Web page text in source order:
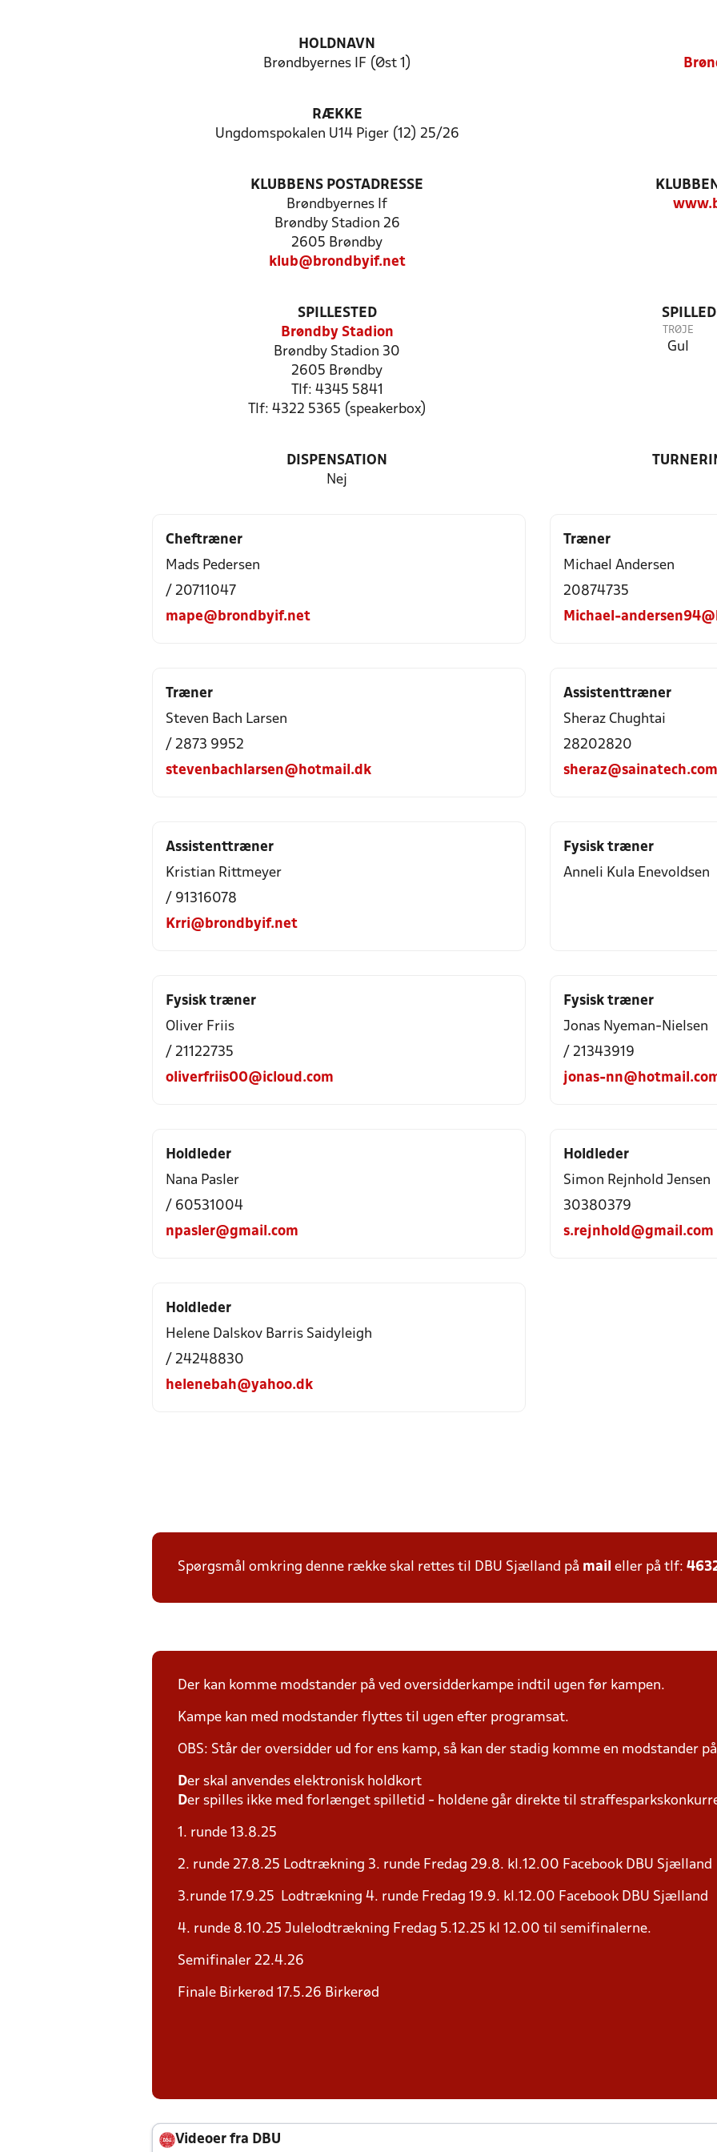
HOLDNAVN
Brøndbyernes IF (Øst 1)
RÆKKE
Ungdomspokalen U14 Piger (12) 25/26
KLUBBENS POSTADRESSE
Brøndbyernes If
Brøndby Stadion 26
2605 Brøndby
klub@brondbyif.net
SPILLESTED
Brøndby Stadion
Brøndby Stadion 30
2605 Brøndby
Tlf: 4345 5841
Tlf: 4322 5365 (speakerbox)
TRØJE
Gul
DISPENSATION
Nej
Cheftræner
Mads Pedersen
/ 20711047
mape@brondbyif.net
Træner
Michael Andersen
20874735
Michael-
Træner
Steven Bach Larsen
/ 2873 9952
stevenbachlarsen@hotmail.dk
Assistenttræner
Sheraz Chughtai
28202820
sheraz@sainatech.com
Assistenttræner
Kristian Rittmeyer
/ 91316078
Krri@brondbyif.net
Fysisk træner
Anneli Kula Enevoldsen
Fysisk træner
Oliver Friis
/ 21122735
oliverfriis00@icloud.com
Fysisk træner
Jonas Nyeman-Nielsen
/ 21343919
jonas-
Holdleder
Nana Pasler
/ 60531004
npasler@gmail.com
Holdleder
Simon Rejnhold Jensen
30380379
s.rejnhold@gmail.com
Holdleder
Helene Dalskov Barris Saidyleigh
/ 24248830
helenebah@yahoo.dk
Spørgsmål omkring denne række skal rettes til DBU Sjælland på mail eller på tlf:
Der kan komme modstander på ved oversidderkampe indtil ugen før kampen.
Kampe kan med modstander flyttes til ugen efter programsat.
OBS: Står der oversidder ud for ens kamp, så kan der stadig komme en modstander
Der skal anvendes elektronisk holdkort
Der spilles ikke med forlænget spilletid - holdene går direkte til
1. runde 13.8.25
2. runde 27.8.25 Lodtrækning 3. runde Fredag 29.8. kl.12.00 Facebook DBU Sjælland
3.runde 17.9.25 Lodtrækning 4. runde Fredag 19.9. kl.12.00 Facebook DBU Sjælland
4. runde 8.10.25 Julelodtrækning Fredag 5.12.25 kl 12.00 til semifinalerne.
Semifinaler 22.4.26
Finale Birkerød 17.5.26 Birkerød
Videoer fra DBU